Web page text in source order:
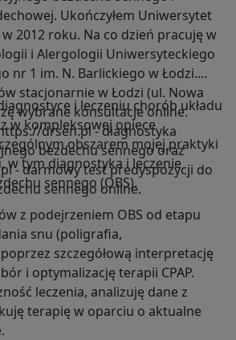
Ukończyłem Uniwersytet
2012 roku. Na co dzień pracuję w
i Alergologii Uniwersyteckiego
nr 1 im. N. Barlickiego w Łodzi.
stacjonarnie w Łodzi (ul. Nowa
wybrane konsultacje online.
drsen.pl - diagnostyka
bezdechu sennego oraz
- darmowy test predyspozycji do
sennego online.
i leczeniu chorób układu
w kompleksowej opiece
obszarem mojej praktyki
w tym diagnostyka i leczenie
sennego (OBS).
z podejrzeniem OBS od etapu
snu (poligrafia,
szczegółową interpretację
i optymalizację terapii CPAP.
leczenia, analizuję dane z
terapię w oparciu o aktualne